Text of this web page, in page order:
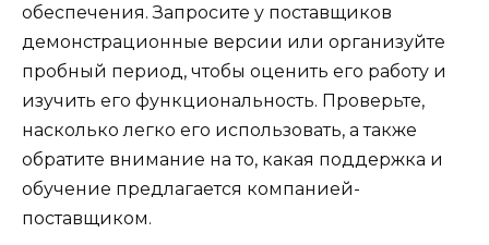
обеспечения. Запросите у поставщиков
демонстрационные версии или организуйте
пробный период, чтобы оценить его работу и
изучить его функциональность. Проверьте,
насколько легко его использовать, а также
обратите внимание на то, какая поддержка и
обучение предлагается компанией-
поставщиком.